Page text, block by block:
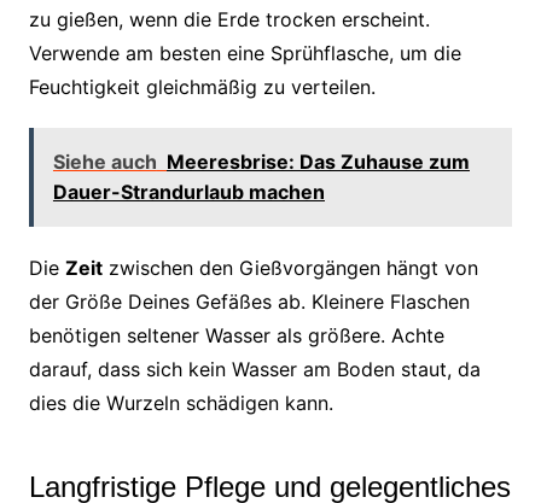
zu gießen, wenn die Erde trocken erscheint.
Verwende am besten eine Sprühflasche, um die
Feuchtigkeit gleichmäßig zu verteilen.
Siehe auch Meeresbrise: Das Zuhause zum
Dauer-Strandurlaub machen
Die Zeitzwischen den Gießvorgängen hängt von
der Größe Deines Gefäßes ab. Kleinere Flaschen
benötigen seltener Wasser als größere. Achte
darauf, dass sich kein Wasser am Boden staut, da
dies die Wurzeln schädigen kann.
Langfristige Pflege und gelegentliches